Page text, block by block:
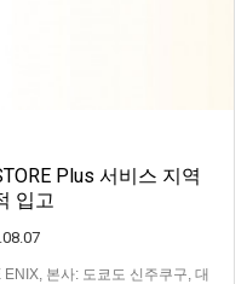
Plus 서비스 지역
입고
본사: 도쿄도 신주쿠구, 대